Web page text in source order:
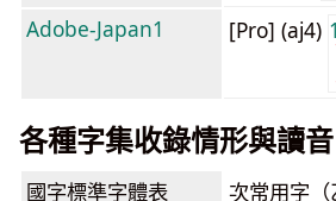
Adobe-Japan1 [Pro] (aj4)
各種字集收錄情形與讀音
國字標準字體表 次常用字（